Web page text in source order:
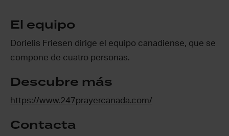
El equipo
Dorielis Friesen dirige el equipo canadiense, que se
compone de cuatro personas.
Descubre más
https://www.247prayercanada.com/
Contacta